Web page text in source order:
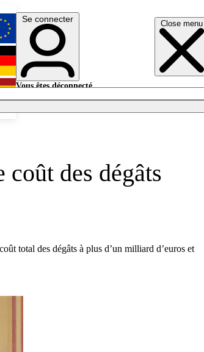
Close menu
English
Deutsch
Se connecter
Vous êtes déconnecté.
des dégâts
total des dégâts à plus d’un milliard d’euros et